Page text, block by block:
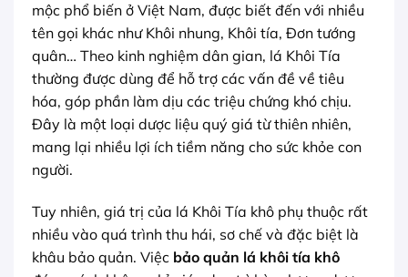
mộc phổ biến ở Việt Nam, được biết đến với nhiều
tên gọi khác như Khôi nhung, Khôi tía, Đơn tướng
quân… Theo kinh nghiệm dân gian, lá Khôi Tía
thường được dùng để hỗ trợ các vấn đề về tiêu
hóa, góp phần làm dịu các triệu chứng khó chịu.
Đây là một loại dược liệu quý giá từ thiên nhiên,
mang lại nhiều lợi ích tiềm năng cho sức khỏe con
người.
Tuy nhiên, giá trị của lá Khôi Tía khô phụ thuộc rất
nhiều vào quá trình thu hái, sơ chế và đặc biệt là
khâu bảo quản. Việc bảo quản lá khôi tía khô